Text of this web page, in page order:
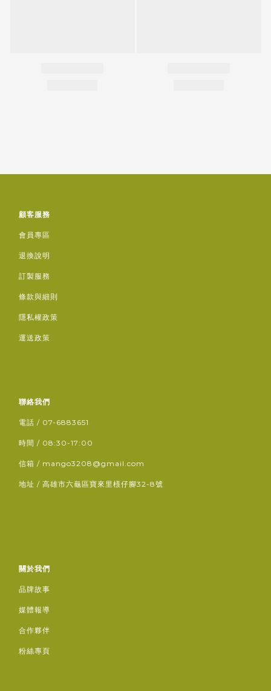
顧客服務
會員專區
退換說明
訂製服務
條款與細則
隱私權政策
運送政策
聯絡我們
電話 / 07-6883651
時間 / 08:30-17:00
信箱 / mango3208@gmail.com
地址 / 高雄市六龜區寶來里檨仔腳32-8號
關於我們
品牌故事
媒體報導
合作夥伴
粉絲專頁